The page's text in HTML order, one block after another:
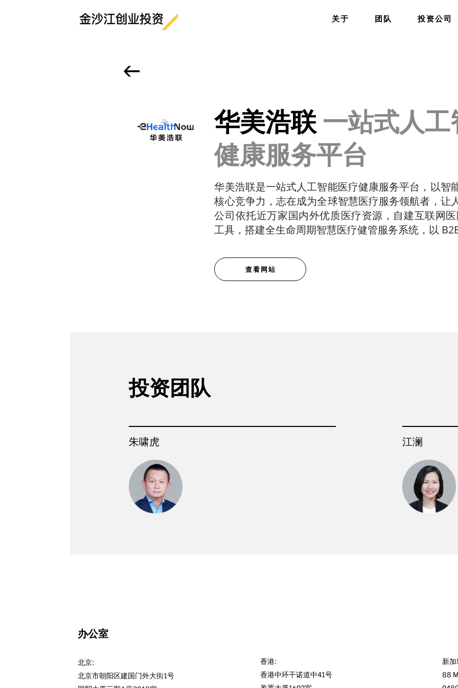
关于 团队 投资公司
<-
华美浩联 一站式人
健康服务平台
华美浩联是一站式人工智能医疗健康服务平台，以智
核心竞争力，志在成为全球智慧医疗服务领航者，让
公司依托近万家国内外优质医疗资源，自建互联网
工具，搭建全生命周期智慧医疗健管服务系统，以
查看网站
投资团队
朱啸虎 江澜
办公室
北京:
北京市朝阳区建国门外大街1号
香港:
香港中环干诺道中41号
新
88